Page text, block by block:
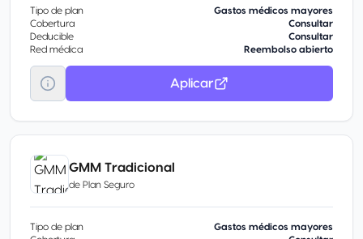
Tipo de plan
Gastos médicos mayores
Cobertura
Consultar
Deducible
Consultar
Red médica
Reembolso abierto
Aplicar
GMM Tradicional
de Plan Seguro
Tipo de plan
Gastos médicos mayores